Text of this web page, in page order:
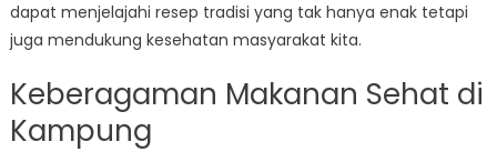
dapat menjelajahi resep tradisi yang tak hanya enak tetapi
juga mendukung kesehatan masyarakat kita.
Keberagaman Makanan Sehat di
Kampung